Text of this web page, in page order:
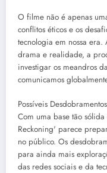
O filme não é apenas
conflitos éticos e os
tecnologia em nossa
drama e realidade, a
investigar os meandros
comunicamos
Possíveis
Com uma base tão
Reckoning' parece
no público. Os
para ainda mais
das redes sociais e da